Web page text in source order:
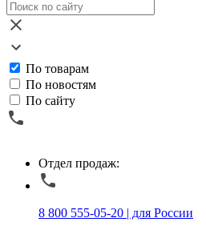
По товарам
По новостям
По сайту
Отдел продаж:
8 800 555-05-20 | для России